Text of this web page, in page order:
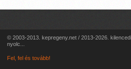
© 2003-2013. kepregeny.net / 2013-2026.
nyolc...
Fel, fel és tovább!